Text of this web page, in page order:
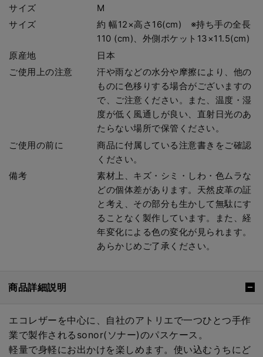
サイズ
M
サイズ
約 幅12×高さ16(cm) ※持ち手の全長
110 (cm)、外側ポケット13×11.5(cm)
原産地
日本
ご使用上の注意
汗や雨などの水分や摩擦により、他の
ものに色移りする場合がございますの
で、ご注意ください。また、温度・湿
度が低く風通しが良い、直射日光のあ
たらない場所で保管ください。
ご使用の前に
商品に付属している注意書きをご確認
ください。
備考
素材上、キズ・シミ・しわ・色ムラな
どの個体差があります。天然皮革の証
と考え、その部分も生かして無駄にす
ることなく製作しています。また、経
年変化による色の変化が見られます。
あらかじめご了承ください。
商品詳細説明
エコレザーを中心に、自社のアトリエで一つひとつ手作
業で製作されるsonor(ソナー)のパスケース。
軽量で身軽にお出かけを楽しめます。使い込むうちにど